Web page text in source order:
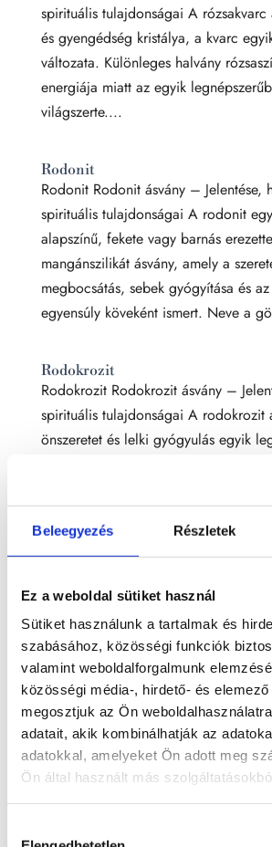
Beleegyezés Részletek
Ez a weboldal sütiket használ
Sütiket használunk a tartalmak és
szabásához, közösségi funkciók
valamint weboldalforgalmunk
közösségi média-, hirdető- és
megosztjuk az Ön
adatait, akik kombinálhatják az
adatokkal, amelyeket Ön adott meg
Ön által használt más
spirituális tulajdonságai A rózsakvarc
és gyengédség kristálya, a kvarc
változata. Különleges halvány
energiája miatt az egyik
világszerte....
Rodonit
Rodonit Rodonit ásvány – Jelentése,
spirituális tulajdonságai A rodonit
alapszínű, fekete vagy barnás
mangánszilikát ásvány, amely a
megbocsátás, sebek gyógyítása és
egyensúly köveként ismert. Neve a
Rodokrozit
Rodokrozit Rodokrozit ásvány –
spirituális tulajdonságai A rodokrozit
önszeretet és lelki gyógyulás egyik
kristálya. Színe általában rózsaszín
néha fehér csíkozással, esetenként
árnyalatokkal....
Riolit A viszonylag ritka kiömlési
szárazföldek belsejére és szegélyeire
legtöbb riolit porfiros szövetű,
fenokristályokkal, melyek szabad
látható, apró kristályszemcsés
ágyazódnak. Ez azt sugallja,...
Prehnit
Prehnit Prehnit ásvány – Jelentése,
árnyalatúig terjedő, áttetsző vagy